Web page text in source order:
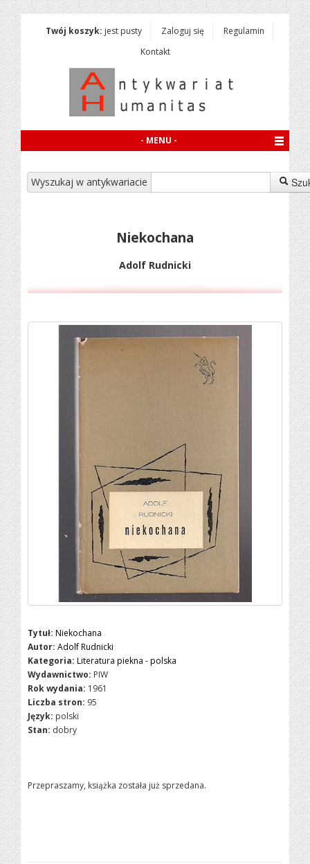
Twój koszyk: jest pusty Zaloguj się
Regulamin
Kontakt
- MENU -
Wyszukaj w antykwariacie
Niekochana
Adolf Rudnicki
Tytuł: Niekochana
Autor: Adolf Rudnicki
Kategoria: Literatura piekna - polska
Wydawnictwo: PIW
Rok wydania: 1961
Liczba stron: 95
Język: polski
Stan: dobry
Przepraszamy, książka została już sprzedana.